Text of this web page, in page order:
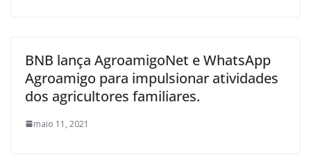
BNB lança AgroamigoNet e WhatsApp
Agroamigo para impulsionar atividades
dos agricultores familiares.
maio 11, 2021